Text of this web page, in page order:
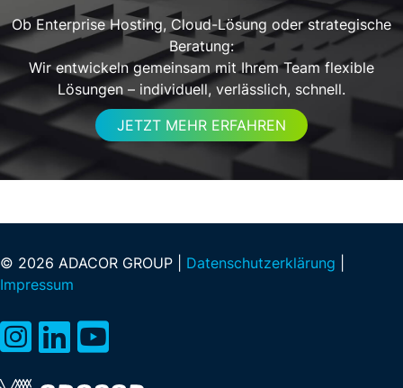
Ob Enterprise Hosting, Cloud-Lösung oder strategische
Beratung:
Wir entwickeln gemeinsam mit Ihrem Team flexible
Lösungen – individuell, verlässlich, schnell.
JETZT MEHR ERFAHREN
© 2026 ADACOR GROUP | Datenschutzerklärung
Impressum